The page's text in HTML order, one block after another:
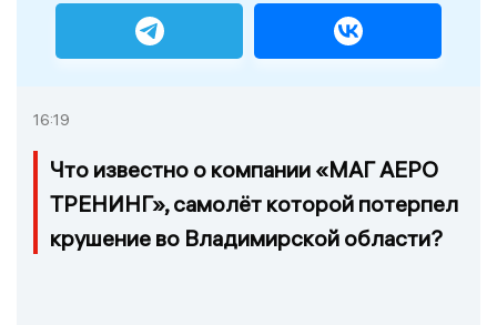
16:19
Что известно о компании «МАГ АЕРО
ТРЕНИНГ», самолёт которой потерпел
крушение во Владимирской области?